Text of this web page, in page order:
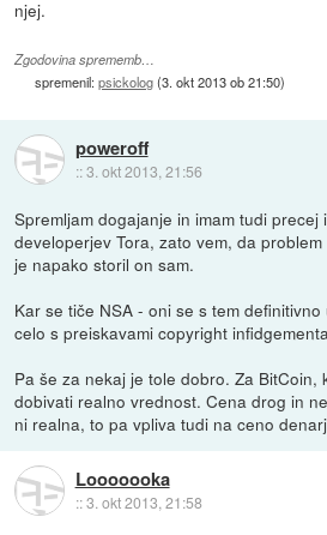
njej.
Zgodovina sprememb…
spremenil:psickolog(3. okt 2013 ob 21:50)
poweroff
::3. okt 2013, 21:56
Spremljam dogajanje in imam tudi precej
developerjev Tora, zato vem, da
je napako storil on sam.
Kar se tiče NSA - oni se s tem
celo s preiskavami copyright
Pa še za nekaj je tole dobro. Za BitCoin,
dobivati realno vrednost. Cena drog in
ni realna, to pa vpliva tudi na ceno
Looooooka
::3. okt 2013, 21:58